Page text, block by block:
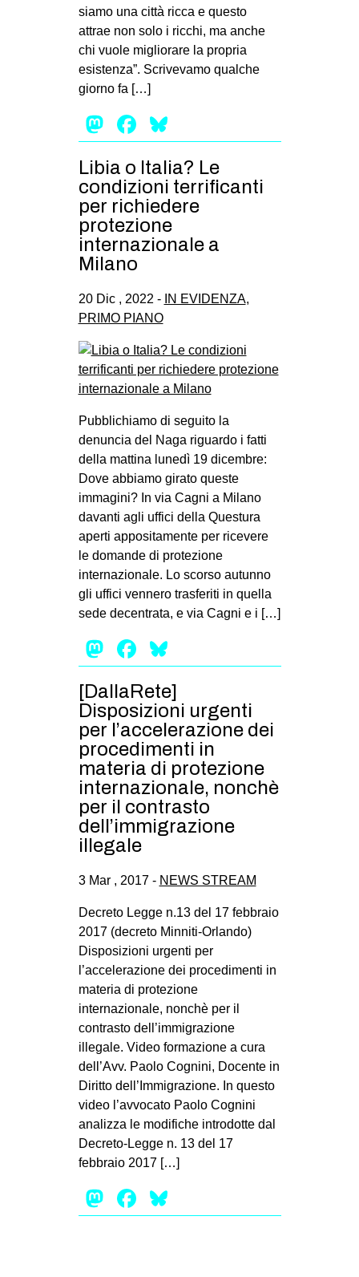
siamo una città ricca e questo
attrae non solo i ricchi, ma anche
chi vuole migliorare la propria
esistenza”. Scrivevamo qualche
giorno fa […]
Mastodon
Facebook
Libia o Italia? Le
condizioni terrificanti
per richiedere
protezione
internazionale a
Milano
20 Dic , 2022 - IN EVIDENZA,
PRIMO PIANO
Pubblichiamo di seguito la
denuncia del Naga riguardo i fatti
della mattina lunedì 19 dicembre:
Dove abbiamo girato queste
immagini? In via Cagni a Milano
davanti agli uffici della Questura
aperti appositamente per ricevere
le domande di protezione
internazionale. Lo scorso autunno
gli uffici vennero trasferiti in quella
sede decentrata, e via Cagni e i […]
Mastodon
Facebook
[DallaRete]
Disposizioni urgenti
per l’accelerazione dei
procedimenti in
materia di protezione
internazionale, nonchè
per il contrasto
dell’immigrazione
illegale
3 Mar , 2017 - NEWS STREAM
Decreto Legge n.13 del 17 febbraio
2017 (decreto Minniti-Orlando)
Disposizioni urgenti per
l’accelerazione dei procedimenti in
materia di protezione
internazionale, nonchè per il
contrasto dell’immigrazione
illegale. Video formazione a cura
dell’Avv. Paolo Cognini, Docente in
Diritto dell’Immigrazione. In questo
video l’avvocato Paolo Cognini
analizza le modifiche introdotte dal
Decreto-Legge n. 13 del 17
febbraio 2017 […]
Mastodon
Facebook